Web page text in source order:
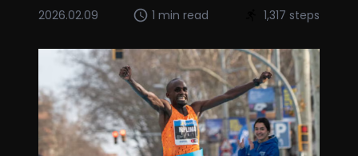
2026.02.09 1 min read 1,317 steps